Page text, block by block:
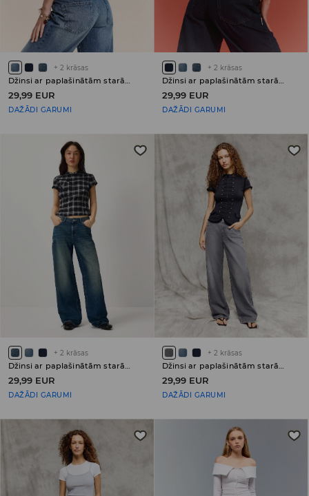
+ 2 krāsas
29,99 EUR
DAŽĀDI GARUMI
+ 2 krāsas
29,99 EUR
DAŽĀDI GARUMI
+ 2 krāsas
Džinsi ar paplašinātām starām (wide leg) un ar zemu jostasvietu PETITE
29,99 EUR
DAŽĀDI GARUMI
+ 2 krāsas
Džinsi ar paplašinātām starām (wide leg) un ar zemu jostasvietu PETITE
29,99 EUR
DAŽĀDI GARUMI